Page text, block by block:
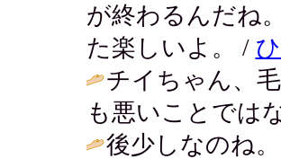
が終わるんだね
た楽しいよ。 /
チイちゃん、
も悪いことでは
後少しなのね